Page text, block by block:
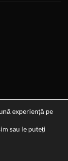
29-12-
experiență pe
sau le puteți